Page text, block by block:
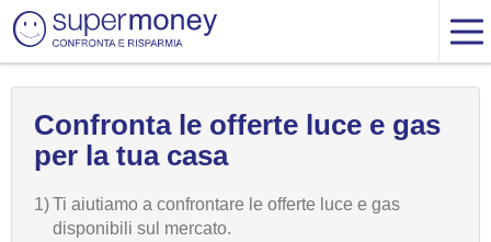
Confronta le offerte luce e gas
per la tua casa
1)Ti aiutiamo a confrontare le offerte luce e gas
disponibili sul mercato.